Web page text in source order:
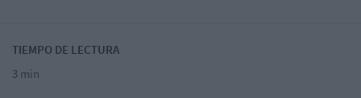
TIEMPO DE LECTURA
3 min